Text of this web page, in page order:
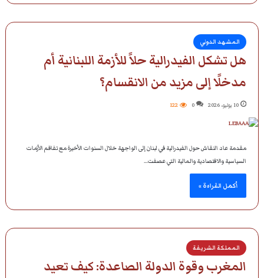
المشهد الدولي
هل تشكل الفيدرالية حلاً للأزمة اللبنانية أم
مدخلًا إلى مزيد من الانقسام؟
10 يوليو، 2026 0
122
مقدمة عاد النقاش حول الفيدرالية في لبنان إلى الواجهة خلال السنوات الأخيرة مع تفاقم الأزمات
السياسية والاقتصادية والمالية التي عصفت…
أكمل القراءة »
المملكة الشريفة
المغرب وقوة الدولة الصاعدة: كيف تعيد